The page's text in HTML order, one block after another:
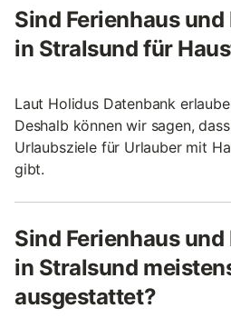
Sind Ferienhaus
in Stralsund für
Laut Holidus Datenbank
Deshalb können wir sagen,
Urlaubsziele für Urlauber mit
gibt.
Sind Ferienhaus
in Stralsund
ausgestattet?